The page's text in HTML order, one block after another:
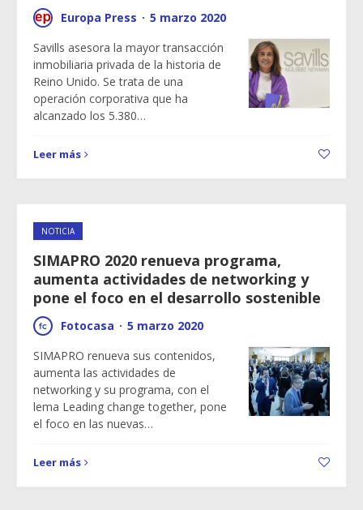
Europa Press · 5 marzo 2020
Savills asesora la mayor transacción
inmobiliaria privada de la historia de
Reino Unido. Se trata de una
operación corporativa que ha
alcanzado los 5.380…
Leer más
NOTICIA
SIMAPRO 2020 renueva programa,
aumenta actividades de networking y
pone el foco en el desarrollo sostenible
Fotocasa · 5 marzo 2020
SIMAPRO renueva sus contenidos,
aumenta las actividades de
networking y su programa, con el
lema Leading change together, pone
el foco en las nuevas…
Leer más